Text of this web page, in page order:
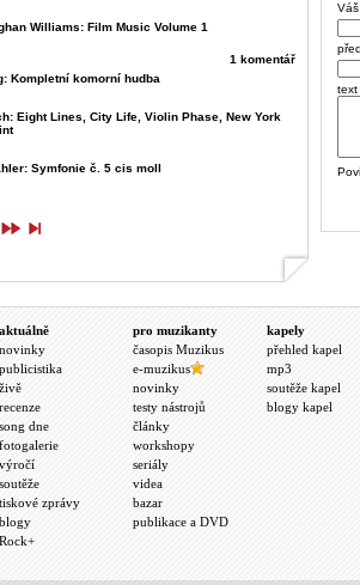
Williams: Film Music Volume 1
1 komentář
: Kompletní komorní hudba
: Eight Lines, City Life, Violin Phase, New York
: Symfonie č. 5 cis moll
text
aktuálně
novinky
publicistika
živě
recenze
song dne
fotogalerie
výročí
soutěže
tiskové zprávy
blogy
Rock+
pro muzikanty
časopis Muzikus
e-muzikus
novinky
testy nástrojů
články
workshopy
seriály
videa
bazar
publikace a DVD
kapely
přehled kapel
mp3
soutěže kapel
blogy kapel